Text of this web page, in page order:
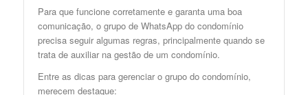
Para que funcione corretamente e garanta uma boa
comunicação, o grupo de WhatsApp do condomínio
precisa seguir algumas regras, principalmente quando se
trata de auxiliar na gestão de um condomínio.
Entre as dicas para gerenciar o grupo do condomínio,
merecem destaque: